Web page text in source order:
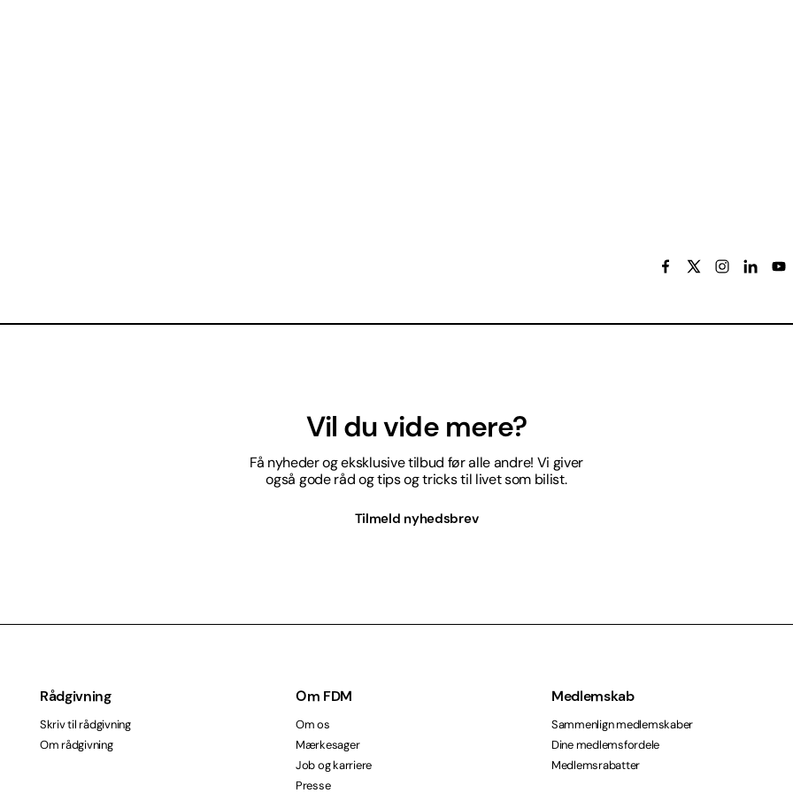
Vil du vide mere?
Få nyheder og eksklusive tilbud før alle andre! Vi giver
også gode råd og tips og tricks til livet som bilist.
Tilmeld nyhedsbrev
Rådgivning
Skriv til rådgivning
Om rådgivning
Om FDM
Om os
Mærkesager
Job og karriere
Presse
Medlemskab
Sammenlign medlemskaber
Dine medlemsfordele
Medlemsrabatter